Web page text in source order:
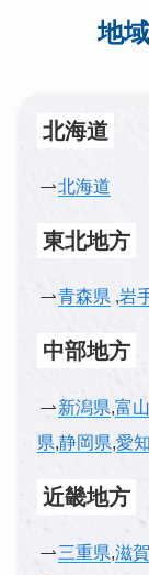
地
北海道
北海道
東北地方
青森県 ,岩
中部地方
新潟県 ,富
県 ,静岡県 ,愛
近畿地方
三重県,滋